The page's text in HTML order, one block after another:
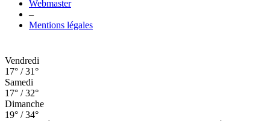
Webmaster
–
Mentions légales
Vendredi
17° / 31°
Samedi
17° / 32°
Dimanche
19° / 34°